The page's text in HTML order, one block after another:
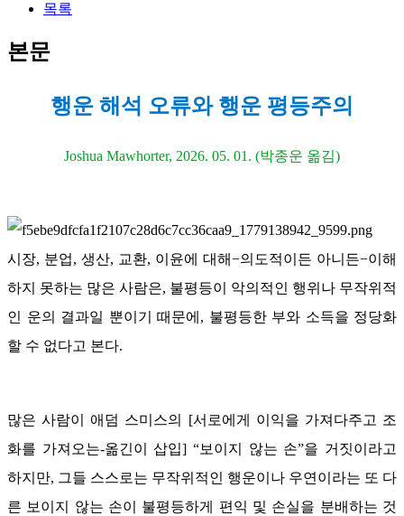
목록
본문
행운 해석 오류와 행운 평등주의
Joshua Mawhorter, 2026. 05. 01. (박종운 옮김)
시장, 분업, 생산, 교환, 이윤에 대해−의도적이든 아니든−이해
하지 못하는 많은 사람은, 불평등이 악의적인 행위나 무작위적
인 운의 결과일 뿐이기 때문에, 불평등한 부와 소득을 정당화
할 수 없다고 본다.
많은 사람이 애덤 스미스의 [서로에게 이익을 가져다주고 조
화를 가져오는-옮긴이 삽입] “보이지 않는 손”을 거짓이라고
하지만, 그들 스스로는 무작위적인 행운이나 우연이라는 또 다
른 보이지 않는 손이 불평등하게 편익 및 손실을 분배하는 것